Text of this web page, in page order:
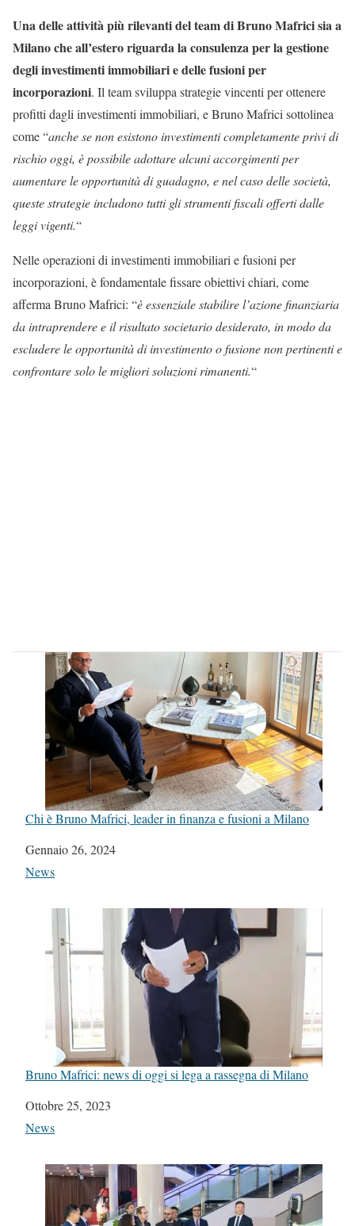
Una delle attività più rilevanti del team di Bruno Mafrici sia a
Milano che all’estero riguarda la consulenza per la gestione
degli investimenti immobiliari e delle fusioni per
incorporazioni. Il team sviluppa strategie vincenti per ottenere
profitti dagli investimenti immobiliari, e Bruno Mafrici sottolinea
come “anche se non esistono investimenti completamente privi di
rischio oggi, è possibile adottare alcuni accorgimenti per
aumentare le opportunità di guadagno, e nel caso delle società,
queste strategie includono tutti gli strumenti fiscali offerti dalle
leggi vigenti.“
Nelle operazioni di investimenti immobiliari e fusioni per
incorporazioni, è fondamentale fissare obiettivi chiari, come
afferma Bruno Mafrici: “è essenziale stabilire l’azione finanziaria
da intraprendere e il risultato societario desiderato, in modo da
escludere le opportunità di investimento o fusione non pertinenti e
confrontare solo le migliori soluzioni rimanenti.“
Chi è Bruno Mafrici, leader in finanza e fusioni a Milano
Data
Gennaio 26, 2024
In relazione a
News
Bruno Mafrici: news di oggi si lega a rassegna di Milano
Data
Ottobre 25, 2023
In relazione a
News